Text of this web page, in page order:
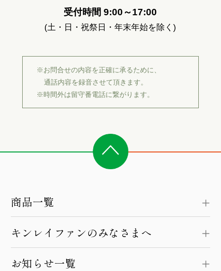
受付時間 9:00～17:00
(土・日・祝祭日・年末年始を除く)
※お問合せの内容を正確に承るために、
通話内容を録音させて頂きます。
※時間外は留守番電話に繋がります。
商品一覧
キンレイファンのみなさまへ
お知らせ一覧